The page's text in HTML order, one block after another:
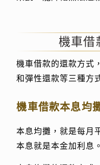
機車借
機車借款的還款方式
和彈性還款等三種方
機車借款本息均
本息均攤，就是每月
本息就是本金加利息。